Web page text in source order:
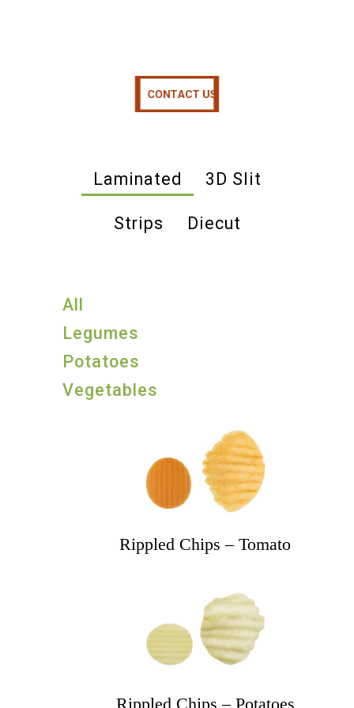
CONTACT US
Laminated 3D Slit
Strips Diecut
All
Legumes
Potatoes
Vegetables
Rippled Chips – Tomato
Rippled Chips – Potatoes